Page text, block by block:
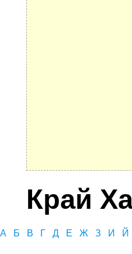
Край
А Б В Г Д Е Ж З И Й